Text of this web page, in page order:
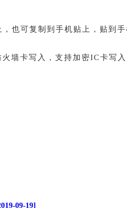
也可复制到手机贴上，贴到
墙卡写入，支持加密IC卡写
09-19]